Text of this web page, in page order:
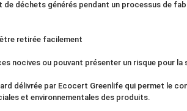
de déchets générés pendant un processus de
retirée facilement
nocives ou pouvant présenter un risque pour la
délivrée par Ecocert Greenlife qui permet le
et environnementales des produits.